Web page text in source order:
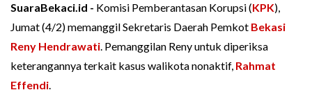
SuaraBekaci.id - Komisi Pemberantasan Korupsi (KPK),
Jumat (4/2) memanggil Sekretaris Daerah Pemkot Bekasi
Reny Hendrawati. Pemanggilan Reny untuk diperiksa
keterangannya terkait kasus walikota nonaktif, Rahmat
Effendi.